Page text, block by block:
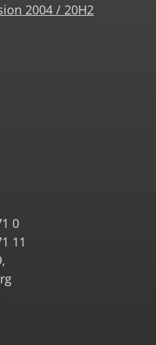
2004 / 20H2
0
11